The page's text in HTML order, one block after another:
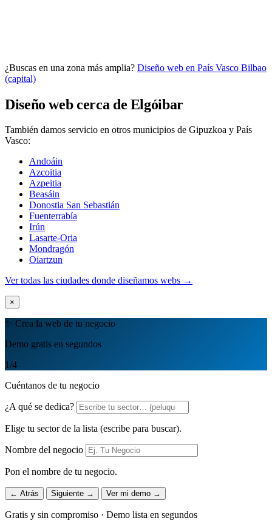
Quiero mi panel
¿Buscas en una zona más amplia? Diseño web en País Vasco Bilbao
(capital)
Diseño web cerca de Elgóibar
También damos servicio en otros municipios de Gipuzkoa y País
Vasco:
Andoáin
Azcoitia
Azpeitia
Beasáin
Donostia San Sebastián
Fuenterrabía
Irún
Lasarte-Oria
Mondragón
Oiartzun
Ver todas las ciudades donde diseñamos webs →
×
✨ Crea la web de tu negocio
Demo gratis en segundos
1/4
Cuéntanos de tu negocio
¿A qué se dedica?
Elige tu sector de la lista (escribe para buscar).
Nombre del negocio
Pon el nombre de tu negocio.
← Atrás Siguiente → Ver mi demo →
Gratis y sin compromiso · Demo lista en segundos